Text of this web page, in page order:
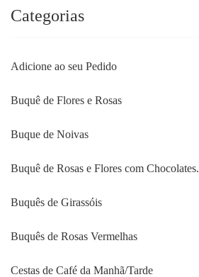
Categorias
Adicione ao seu Pedido
Buquê de Flores e Rosas
Buque de Noivas
Buquê de Rosas e Flores com Chocolates.
Buquês de Girassóis
Buquês de Rosas Vermelhas
Cestas de Café da Manhã/Tarde